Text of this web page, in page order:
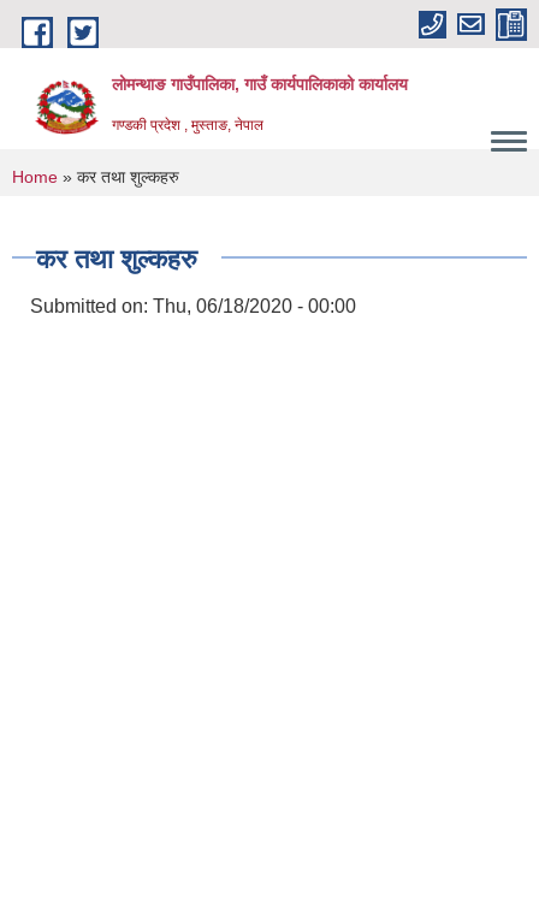
Skip to main content
लोमन्थाङ गाउँपालिका, गाउँ कार्यपालिकाको कार्यालय
गण्डकी प्रदेश , मुस्ताङ, नेपाल
You are here
Home » कर तथा शुल्कहरु
कर तथा शुल्कहरु
Submitted on: Thu, 06/18/2020 - 00:00